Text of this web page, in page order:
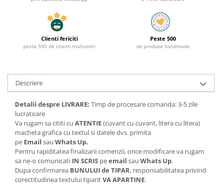
Clienti fericiti
peste 500 de clienti multumiti
Peste 500
de produse handmade
Descriere
Detalii despre LIVRARE: Timp de procesare comanda: 3-5 zile
lucratoare
Va rugam sa cititi cu ATENTIE(cuvant cu cuvant, litera cu litera)
macheta grafica cu textul si datele dvs. primita
pe Email sau Whats Up.
Pentru rapiditatea finalizarii comenzii, orice modificare va rugam
sa ne-o comunicati IN SCRIS peemail sau Whats Up.
Dupa confirmarea BUNULUI de TIPAR, responsabilitatea privind
corectitudinea textului tiparitVA APARTINE.